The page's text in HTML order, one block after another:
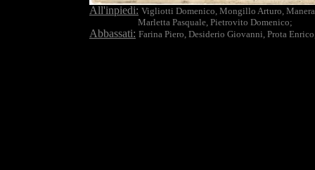
All'inpiedi: Vigliotti Domenico, Mongillo Arturo, Manera
Marletta Pasquale, Pietrovito Domenico;
Abbassati: Farina Piero, Desiderio Giovanni, Prota